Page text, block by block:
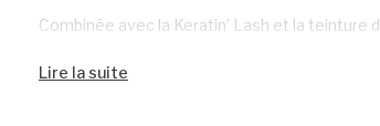
Combinée avec la Keratin’ Lash et la teinture
regard sans recourir à des extensions.
Lire la suite